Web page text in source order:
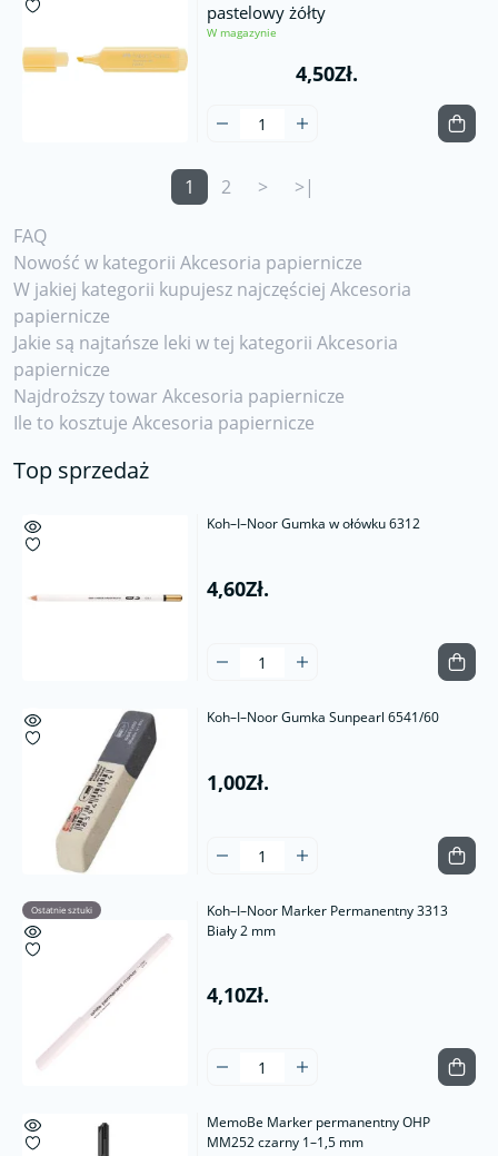
pastelowy żółty
W magazynie
4,50Zł.
1 2 >
>|
FAQ
Nowość w kategorii Akcesoria papiernicze
W jakiej kategorii kupujesz najczęściej Akcesoria
papiernicze
Jakie są najtańsze leki w tej kategorii Akcesoria
papiernicze
Najdroższy towar Akcesoria papiernicze
Ile to kosztuje Akcesoria papiernicze
Top sprzedaż
Koh–I–Noor Gumka w ołówku 6312
4,60Zł.
Koh–I–Noor Gumka Sunpearl 6541/60
1,00Zł.
Ostatnie sztuki
Koh–I–Noor Marker Permanentny 3313
Biały 2 mm
4,10Zł.
MemoBe Marker permanentny OHP
MM252 czarny 1–1,5 mm